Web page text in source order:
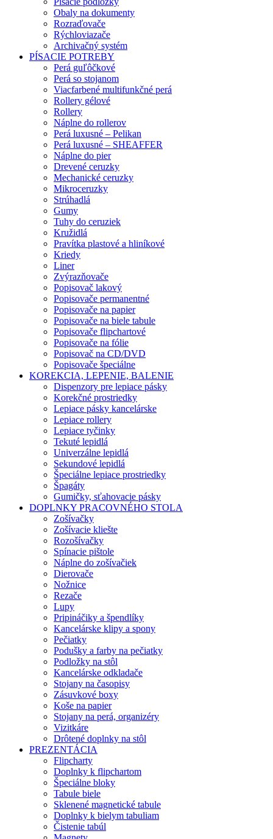
Obaly na dokumenty
Rozraďovače
Rýchloviazače
Archivačný systém
PÍSACIE POTREBY
Perá guľôčkové
Perá so stojanom
Viacfarbené multifunkčné perá
Rollery gélové
Rollery
Náplne do rollerov
Perá luxusné – Pelikan
Perá luxusné – SHEAFFER
Náplne do pier
Drevené ceruzky
Mechanické ceruzky
Mikroceruzky
Strúhadlá
Gumy
Tuhy do ceruziek
Kružidlá
Pravítka plastové a hliníkové
Kriedy
Liner
Zvýrazňovače
Popisovač lakový
Popisovače permanentné
Popisovače na papier
Popisovače na biele tabule
Popisovače flipchartové
Popisovače na fólie
Popisovač na CD/DVD
Popisovače špeciálne
KOREKCIA, LEPENIE, BALENIE
Dispenzory pre lepiace pásky
Korekčné prostriedky
Lepiace pásky kancelárske
Lepiace rollery
Lepiace tyčinky
Tekuté lepidlá
Univerzálne lepidlá
Sekundové lepidlá
Špeciálne lepiace prostriedky
Špagáty
Gumičky, sťahovacie pásky
DOPLNKY PRACOVNÉHO STOLA
Zošívačky
Zošívacie kliešte
Rozošívačky
Spínacie pištole
Náplne do zošívačiek
Dierovače
Nožnice
Rezače
Lupy
Pripináčiky a špendlíky
Kancelárske klipy a spony
Pečiatky
Podušky a farby na pečiatky
Podložky na stôl
Kancelárske odkladače
Stojany na časopisy
Zásuvkové boxy
Koše na papier
Stojany na perá, organizéry
Vizitkáre
Drôtené doplnky na stôl
PREZENTÁCIA
Flipcharty
Doplnky k flipchartom
Špeciálne bloky
Tabule biele
Sklenené magnetické tabule
Doplnky k bielym tabuliam
Čistenie tabúl